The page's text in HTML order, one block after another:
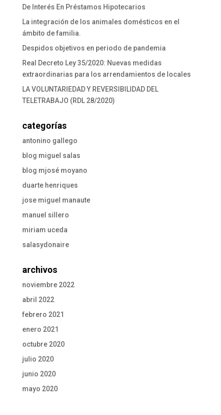
De Interés En Préstamos Hipotecarios
La integración de los animales domésticos en el
ámbito de familia.
Despidos objetivos en periodo de pandemia
Real Decreto Ley 35/2020: Nuevas medidas
extraordinarias para los arrendamientos de locales
LA VOLUNTARIEDAD Y REVERSIBILIDAD DEL
TELETRABAJO (RDL 28/2020)
categorías
antonino gallego
blog miguel salas
blog mjosé moyano
duarte henriques
jose miguel manaute
manuel sillero
miriam uceda
salasydonaire
archivos
noviembre 2022
abril 2022
febrero 2021
enero 2021
octubre 2020
julio 2020
junio 2020
mayo 2020